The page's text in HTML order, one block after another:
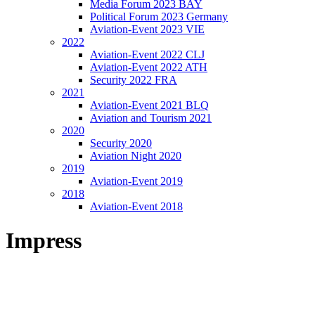
Media Forum 2023 BAY
Political Forum 2023 Germany
Aviation-Event 2023 VIE
2022
Aviation-Event 2022 CLJ
Aviation-Event 2022 ATH
Security 2022 FRA
2021
Aviation-Event 2021 BLQ
Aviation and Tourism 2021
2020
Security 2020
Aviation Night 2020
2019
Aviation-Event 2019
2018
Aviation-Event 2018
Impress